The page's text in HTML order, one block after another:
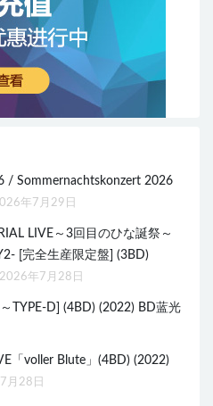
/ Sommernachtskonzert 2026
年7月29日
LIVE～3回目のひな誕祭～
[完全生産限定盤] (3BD)
2026年7月28日
TYPE-D] (4BD) (2022) BD蓝光
「voller Blute」(4BD) (2022)
月28日